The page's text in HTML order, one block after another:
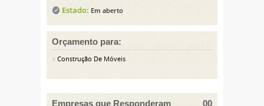
Estado: Em aberto
Orçamento para:
Construção De Móveis
Empresas que Responderam 00